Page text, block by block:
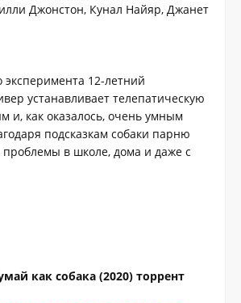
Джонстон, Кунал Найяр, Джанет
эксперимента 12-летний
устанавливает телепатическую
и, как оказалось, очень умным
подсказкам собаки парню
проблемы в школе, дома и даже с
как собака (2020) торрент